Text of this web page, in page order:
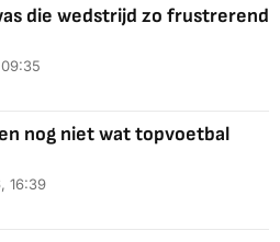
die wedstrijd zo frustrerend
nog niet wat topvoetbal
16:39